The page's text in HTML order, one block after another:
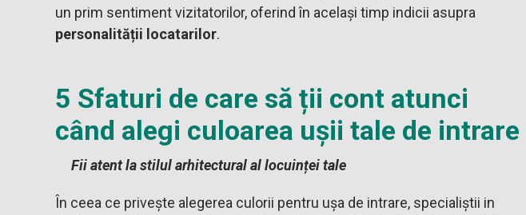
un prim sentiment vizitatorilor, oferind în același timp indicii asupra
personalității locatarilor.
5 Sfaturi de care să ții cont atunci
când alegi culoarea ușii tale de intrare
Fii atent la stilul arhitectural al locuinței tale
În ceea ce privește alegerea culorii pentru ușa de intrare, specialiștii in